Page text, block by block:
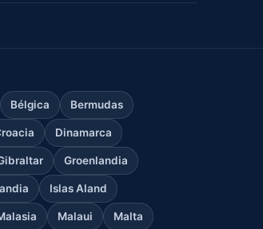
Bélgica Bermudas
Dinamarca
Groenlandia
Islas Aland
Malaui Malta